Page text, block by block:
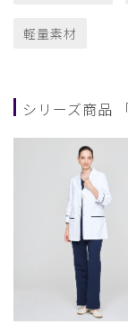
軽量素材
シリーズ商品